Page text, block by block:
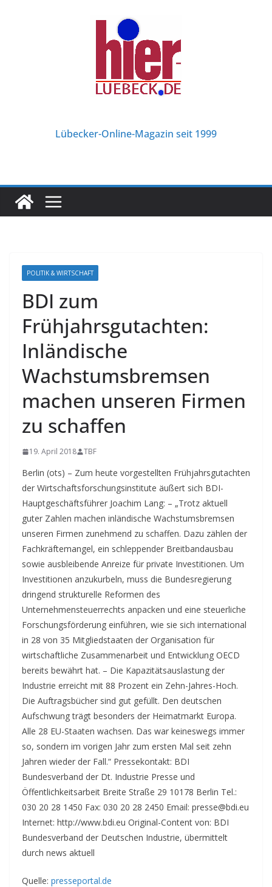
Lübecker-Online-Magazin seit 1999
POLITIK & WIRTSCHAFT
BDI zum
Frühjahrsgutachten:
Inländische
Wachstumsbremsen
machen unseren Firmen
zu schaffen
19. April 2018 TBF
Berlin (ots) – Zum heute vorgestellten Frühjahrsgutachten
der Wirtschaftsforschungsinstitute äußert sich BDI-
Hauptgeschäftsführer Joachim Lang: – „Trotz aktuell
guter Zahlen machen inländische Wachstumsbremsen
unseren Firmen zunehmend zu schaffen. Dazu zählen der
Fachkräftemangel, ein schleppender Breitbandausbau
sowie ausbleibende Anreize für private Investitionen. Um
Investitionen anzukurbeln, muss die Bundesregierung
dringend strukturelle Reformen des
Unternehmensteuerrechts anpacken und eine steuerliche
Forschungsförderung einführen, wie sie sich international
in 28 von 35 Mitgliedstaaten der Organisation für
wirtschaftliche Zusammenarbeit und Entwicklung OECD
bereits bewährt hat. – Die Kapazitätsauslastung der
Industrie erreicht mit 88 Prozent ein Zehn-Jahres-Hoch.
Die Auftragsbücher sind gut gefüllt. Den deutschen
Aufschwung trägt besonders der Heimatmarkt Europa.
Alle 28 EU-Staaten wachsen. Das war keineswegs immer
so, sondern im vorigen Jahr zum ersten Mal seit zehn
Jahren wieder der Fall.“ Pressekontakt: BDI
Bundesverband der Dt. Industrie Presse und
Öffentlichkeitsarbeit Breite Straße 29 10178 Berlin Tel.:
030 20 28 1450 Fax: 030 20 28 2450 Email: presse@bdi.eu
Internet: http://www.bdi.eu Original-Content von: BDI
Bundesverband der Deutschen Industrie, übermittelt
durch news aktuell
Quelle: presseportal.de